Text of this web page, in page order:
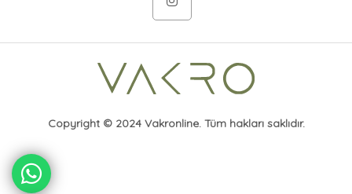
Copyright © 2024 Vakronline. Tüm hakları saklıdır.